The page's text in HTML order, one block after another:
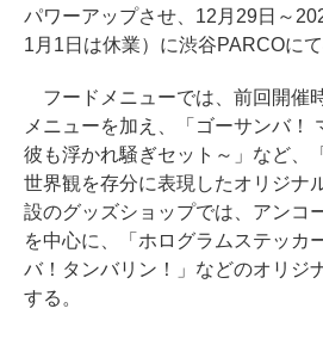
パワーアップさせ、12月29日～
1月1日は休業）に渋谷PARCOにて
フードメニューでは、前回開催
メニューを加え、「ゴーサンバ！
彼も浮かれ騒ぎセット～」など、
世界観を存分に表現したオリジナ
設のグッズショップでは、アンコ
を中心に、「ホログラムステッカ
バ！タンバリン！」などのオリジ
する。